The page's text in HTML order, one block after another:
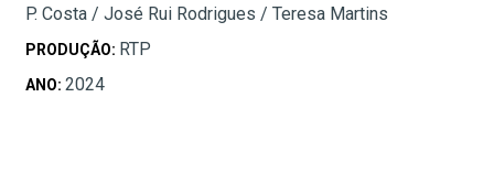
P. Costa / José Rui Rodrigues / Teresa Martins
PRODUÇÃO: RTP
ANO: 2024